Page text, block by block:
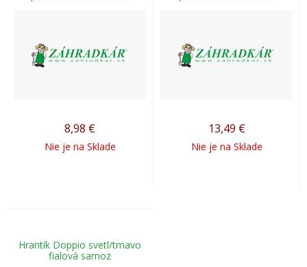
8,98 €
Nie je na Sklade
13,49 €
Nie je na Sklade
Hrantík Doppio svetl/tmavo
fialová samoz